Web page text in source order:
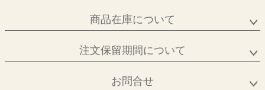
商品在庫について
注文保留期間について
お問合せ